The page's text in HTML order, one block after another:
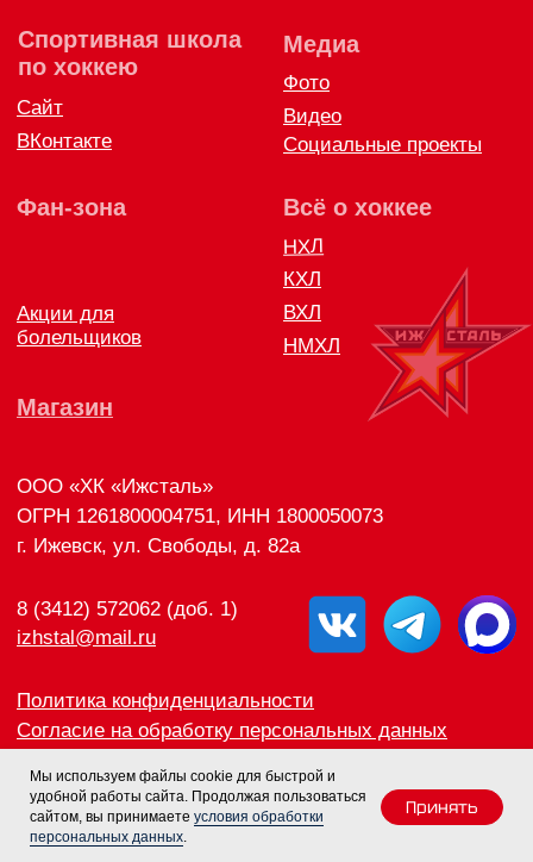
Мы используем файлы cookie для быстрой и
удобной работы сайта. Продолжая пользоваться
сайтом, вы принимаете условия обработки
персональных данных.
Принять